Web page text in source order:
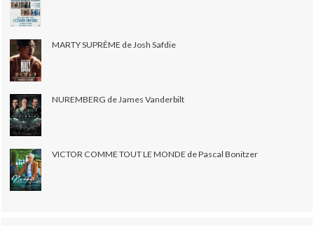
MARTY SUPRÊME de Josh Safdie
NUREMBERG de James Vanderbilt
VICTOR COMME TOUT LE MONDE de Pascal Bonitzer